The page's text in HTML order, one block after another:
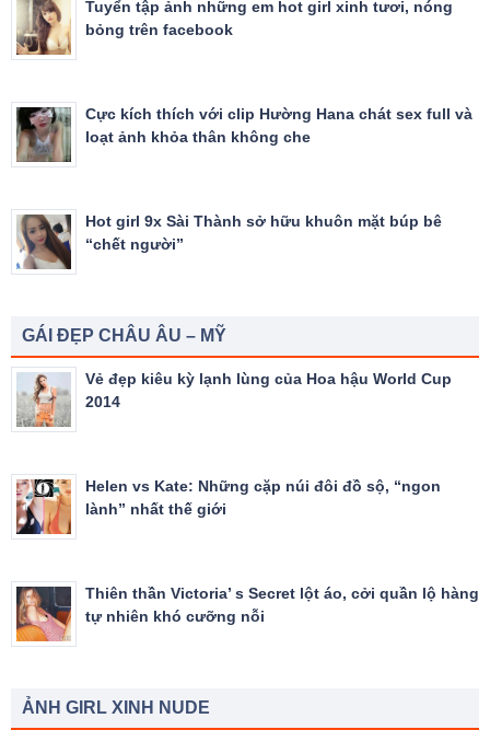
Tuyển tập ảnh những em hot girl xinh tươi, nóng
bỏng trên facebook
Cực kích thích với clip Hường Hana chát sex full và
loạt ảnh khỏa thân không che
Hot girl 9x Sài Thành sở hữu khuôn mặt búp bê
“chết người”
GÁI ĐẸP CHÂU ÂU – MỸ
Vẻ đẹp kiêu kỳ lạnh lùng của Hoa hậu World Cup
2014
Helen vs Kate: Những cặp núi đôi đồ sộ, “ngon
lành” nhất thế giới
Thiên thần Victoria’ s Secret lột áo, cởi quần lộ hàng
tự nhiên khó cưỡng nỗi
ẢNH GIRL XINH NUDE